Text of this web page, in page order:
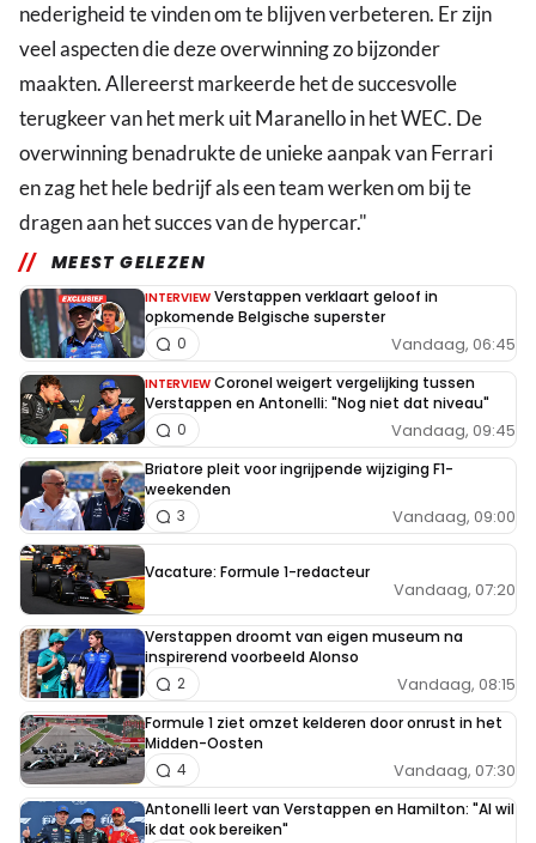
nederigheid te vinden om te blijven verbeteren. Er zijn
veel aspecten die deze overwinning zo bijzonder
maakten. Allereerst markeerde het de succesvolle
terugkeer van het merk uit Maranello in het WEC. De
overwinning benadrukte de unieke aanpak van Ferrari
en zag het hele bedrijf als een team werken om bij te
dragen aan het succes van de hypercar."
MEEST GELEZEN
INTERVIEW Verstappen verklaart geloof in
opkomende Belgische superster
Vandaag, 06:45
0
INTERVIEW Coronel weigert vergelijking tussen
Verstappen en Antonelli: "Nog niet dat niveau"
Vandaag, 09:45
0
Briatore pleit voor ingrijpende wijziging F1-
weekenden
Vandaag, 09:00
3
Vacature: Formule 1-redacteur
Vandaag, 07:20
Verstappen droomt van eigen museum na
inspirerend voorbeeld Alonso
Vandaag, 08:15
2
Formule 1 ziet omzet kelderen door onrust in het
Midden-Oosten
Vandaag, 07:30
4
Antonelli leert van Verstappen en Hamilton: "Al wil
ik dat ook bereiken"